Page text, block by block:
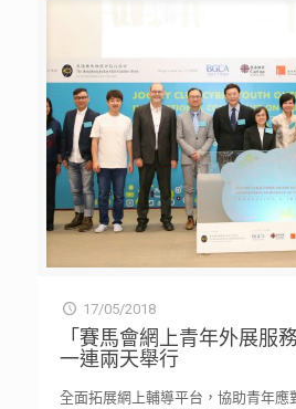
17/05/2018
「賽馬會網上青年外展服
一連兩天舉行
全面拓展網上輔導平台，協助青年應